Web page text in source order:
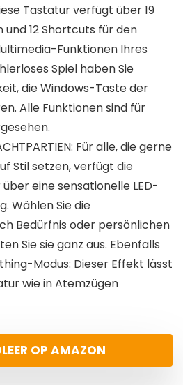
Tastatur verfügt über 19
12 Shortcuts für den
Funktionen Ihres
Spiel haben Sie
die Windows-Taste der
Alle Funktionen sind für
Für alle, die gerne
Stil setzen, verfügt die
über eine sensationelle LED-
Wählen Sie die
Bedürfnis oder persönlichen
Sie sie ganz aus. Ebenfalls
Modus: Dieser Effekt lässt
wie in Atemzügen
OP AMAZON